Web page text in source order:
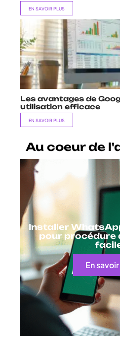
EN SAVOIR PLUS
Les avantages de
utilisation efficace
EN SAVOIR PLUS
Au coeur de
Installer
pour procédure
En